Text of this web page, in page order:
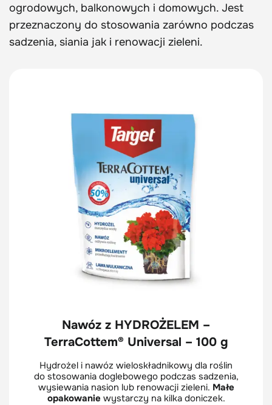
ogrodowych, balkonowych i domowych. Jest
przeznaczony do stosowania zarówno podczas
sadzenia, siania jak i renowacji zieleni.
Nawóz z HYDROŻELEM –
TerraCottem® Universal – 100 g
Hydrożel i nawóz wieloskładnikowy dla roślin
do stosowania doglebowego podczas sadzenia,
wysiewania nasion lub renowacji zieleni. Małe
opakowanie wystarczy na kilka doniczek.